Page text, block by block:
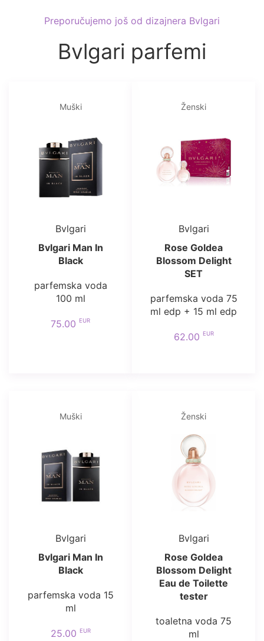
Preporučujemo još od dizajnera Bvlgari
Bvlgari parfemi
Muški
Bvlgari
Bvlgari Man In
Black
parfemska voda
100 ml
75.00 EUR
Ženski
Bvlgari
Rose Goldea
Blossom Delight
SET
parfemska voda 75
ml edp + 15 ml edp
62.00 EUR
Muški
Bvlgari
Bvlgari Man In
Black
parfemska voda 15
ml
25.00 EUR
Ženski
Bvlgari
Rose Goldea
Blossom Delight
Eau de Toilette
tester
toaletna voda 75
ml